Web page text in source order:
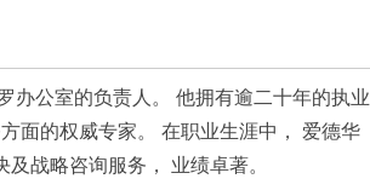
办公室的负责人。 他拥有逾二十年的执业
面的权威专家。 在职业生涯中， 爱德华
战略咨询服务， 业绩卓著。